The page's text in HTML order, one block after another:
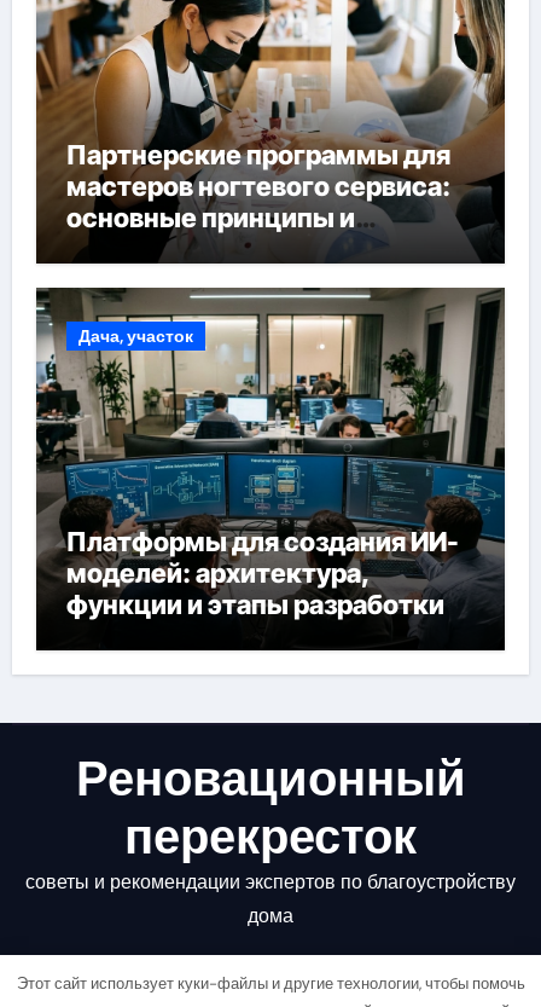
Партнерские программы для
мастеров ногтевого сервиса:
основные принципы и
форматы участия
Дача, участок
Платформы для создания ИИ-
моделей: архитектура,
функции и этапы разработки
Реновационный
перекресток
советы и рекомендации экспертов по благоустройству
дома
Этот сайт использует куки-файлы и другие технологии, чтобы помочь